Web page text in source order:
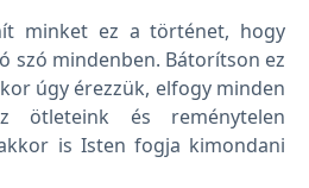
minket ez a történet, hogy
szó mindenben. Bátorítson ez
úgy érezzük, elfogy minden
ötleteink és reménytelen
is Isten fogja kimondani